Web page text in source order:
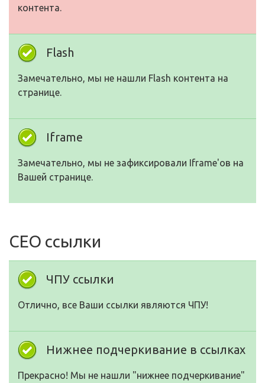
контента.
Flash
Замечательно, мы не нашли Flash контента на
странице.
Iframe
Замечательно, мы не зафиксировали Iframe'ов на
Вашей странице.
СЕО ссылки
ЧПУ ссылки
Отлично, все Ваши ссылки являются ЧПУ!
Нижнее подчеркивание в ссылках
Прекрасно! Мы не нашли "нижнее подчеркивание"